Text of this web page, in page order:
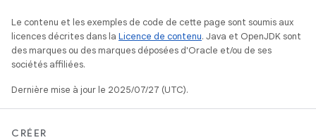
Le contenu et les exemples de code de cette page sont soumis aux
licences décrites dans la Licence de contenu. Java et OpenJDK sont
des marques ou des marques déposées d'Oracle et/ou de ses
sociétés affiliées.
Dernière mise à jour le 2025/07/27 (UTC).
CRÉER